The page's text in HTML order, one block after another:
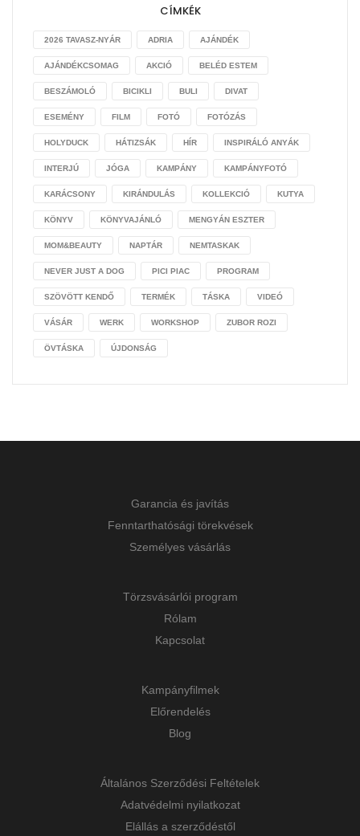
CÍMKÉK
2026 TAVASZ-NYÁR ADRIA AJÁNDÉK
AJÁNDÉKCSOMAG AKCIÓ BELÉD ESTEM
BESZÁMOLÓ BICIKLI BULI DIVAT
ESEMÉNY FILM FOTÓ FOTÓZÁS
HOLYDUCK HÁTIZSÁK HÍR INSPIRÁLÓ ANYÁK
INTERJÚ JÓGA KAMPÁNY KAMPÁNYFOTÓ
KARÁCSONY KIRÁNDULÁS KOLLEKCIÓ KUTYA
KÖNYV KÖNYVAJÁNLÓ MENGYÁN ESZTER
MOM&BEAUTY NAPTÁR NEMTASKAK
NEVER JUST A DOG PICI PIAC PROGRAM
SZÖVÖTT KENDŐ TERMÉK TÁSKA VIDEÓ
VÁSÁR WERK WORKSHOP ZUBOR ROZI
ÖVTÁSKA ÚJDONSÁG
Garancia és javítás
Fenntarthatósági törekvések
Személyes vásárlás
Törzsvásárlói program
Rólam
Kapcsolat
Kampányfilmek
Előrendelés
Blog
Általános Szerződési Feltételek
Adatvédelmi nyilatkozat
Elállás a szerződéstől